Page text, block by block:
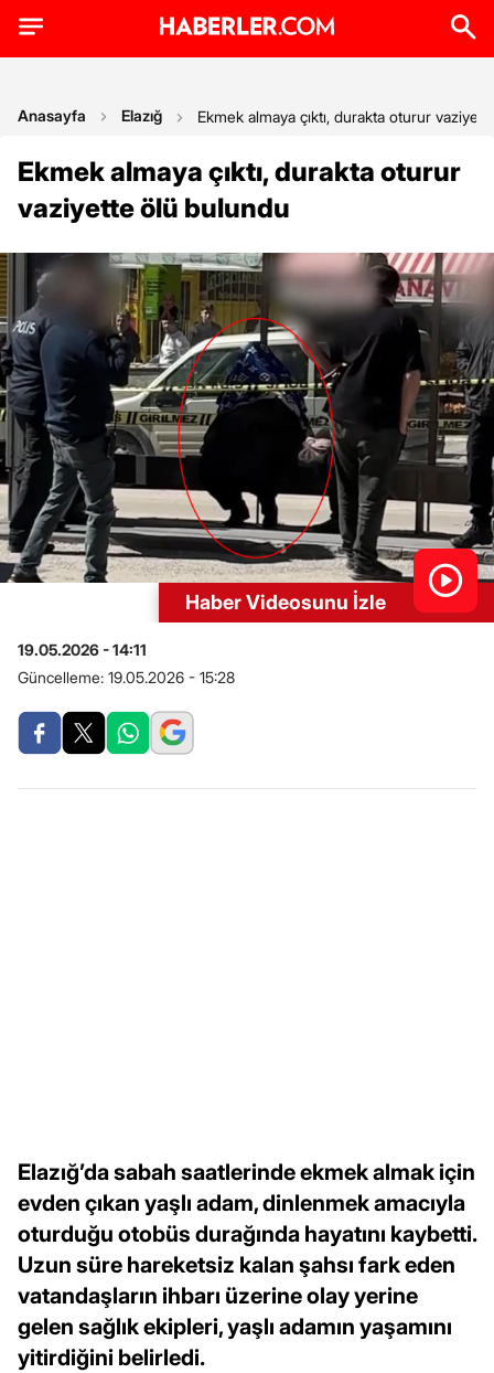
Anasayfa Elazığ Ekmek almaya çıktı, durakta oturur
Ekmek almaya çıktı, durakta oturur
vaziyette ölü bulundu
Haber Videosunu İzle
19.05.2026 - 14:11
Güncelleme: 19.05.2026 - 15:28
Elazığ’da sabah saatlerinde ekmek almak için
evden çıkan yaşlı adam, dinlenmek amacıyla
oturduğu otobüs durağında hayatını kaybetti.
Uzun süre hareketsiz kalan şahsı fark eden
vatandaşların ihbarı üzerine olay yerine
gelen sağlık ekipleri, yaşlı adamın yaşamını
yitirdiğini belirledi.